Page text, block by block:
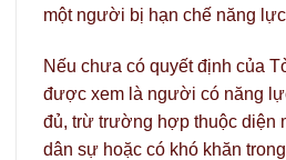
một người bị hạn chế năng
Nếu chưa có quyết định của
được xem là người có năng
đủ, trừ trường hợp thuộc diện
dân sự hoặc có khó khăn